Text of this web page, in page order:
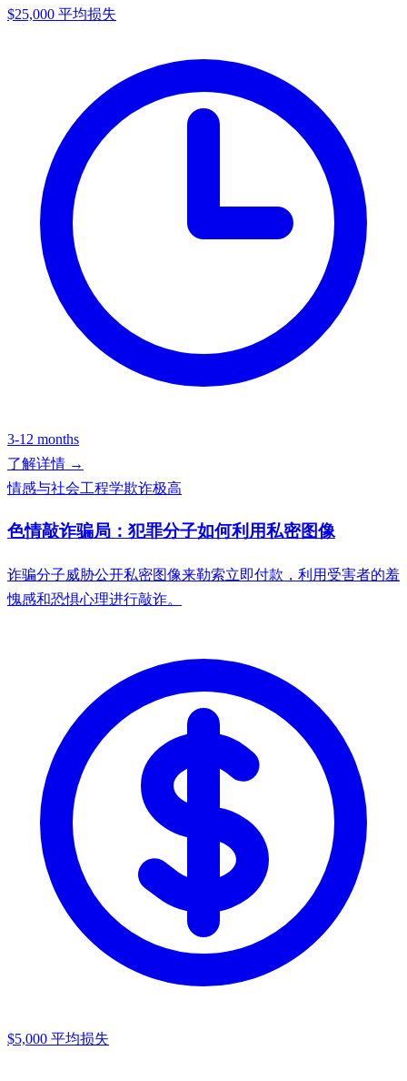
$25,000 平均损失
3-12 months
了解详情 →
情感与社会工程学欺诈极高
色情敲诈骗局：犯罪分子如何利用私密图像
诈骗分子威胁公开私密图像来勒索立即付款，利用受害者的羞
愧感和恐惧心理进行敲诈。
$5,000 平均损失